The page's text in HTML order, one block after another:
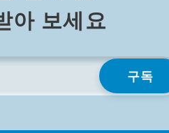
아 보⁠세⁠요